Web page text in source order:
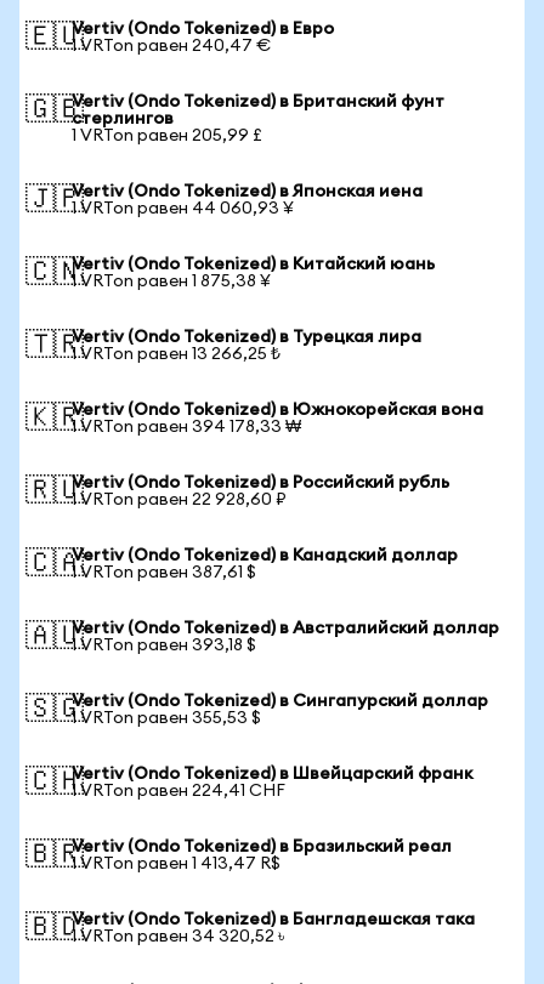
🇪🇺Vertiv (Ondo Tokenized) в Евро
1 VRTon равен 240,47 €
🇬🇧Vertiv (Ondo Tokenized) в Британский фунт
стерлингов
1 VRTon равен 205,99 £
🇯🇵Vertiv (Ondo Tokenized) в Японская иена
1 VRTon равен 44 060,93 ¥
🇨🇳Vertiv (Ondo Tokenized) в Китайский юань
1 VRTon равен 1 875,38 ¥
🇹🇷Vertiv (Ondo Tokenized) в Турецкая лира
1 VRTon равен 13 266,25 ₺
🇰🇷Vertiv (Ondo Tokenized) в Южнокорейская вона
1 VRTon равен 394 178,33 ₩
🇷🇺Vertiv (Ondo Tokenized) в Российский рубль
1 VRTon равен 22 928,60 ₽
🇨🇦Vertiv (Ondo Tokenized) в Канадский доллар
1 VRTon равен 387,61 $
🇦🇺Vertiv (Ondo Tokenized) в Австралийский доллар
1 VRTon равен 393,18 $
🇸🇬Vertiv (Ondo Tokenized) в Сингапурский доллар
1 VRTon равен 355,53 $
🇨🇭Vertiv (Ondo Tokenized) в Швейцарский франк
1 VRTon равен 224,41 CHF
🇧🇷Vertiv (Ondo Tokenized) в Бразильский реал
1 VRTon равен 1 413,47 R$
🇧🇩Vertiv (Ondo Tokenized) в Бангладешская така
1 VRTon равен 34 320,52 ৳